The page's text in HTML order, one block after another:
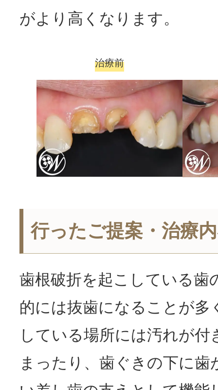
がより高くなります。
治療前
行ったご提案・治療
歯根破折を起こしている歯
的には抜歯になることが多
している場所には汚れが
まったり、歯ぐきの下に歯